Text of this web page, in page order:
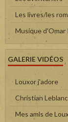
Les livres/les
Musique d'Omar
GALERIE VIDÉOS
Louxor j'adore
Christian
Mes amis de